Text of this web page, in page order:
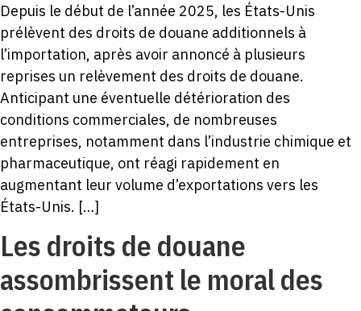
Depuis le début de l’année 2025, les États-Unis
prélèvent des droits de douane additionnels à
l’importation, après avoir annoncé à plusieurs
reprises un relèvement des droits de douane.
Anticipant une éventuelle détérioration des
conditions commerciales, de nombreuses
entreprises, notamment dans l’industrie chimique et
pharmaceutique, ont réagi rapidement en
augmentant leur volume d’exportations vers les
États-Unis. […]
Les droits de douane
assombrissent le moral des